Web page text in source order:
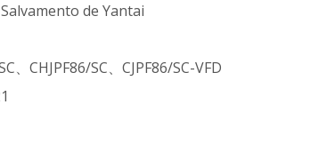
de Yantai
、CHJPF86/SC、CJPF86/SC-VFD